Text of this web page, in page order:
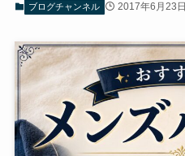
ブログチャンネル 2017年6月23日